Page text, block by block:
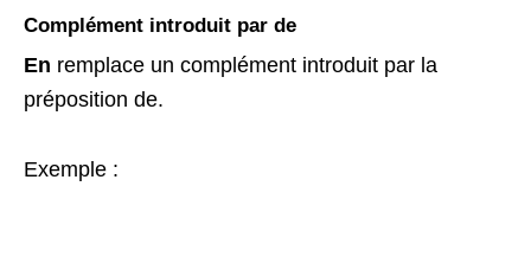
Complément introduit par de
En remplace un complément introduit par la
préposition de.
Exemple :